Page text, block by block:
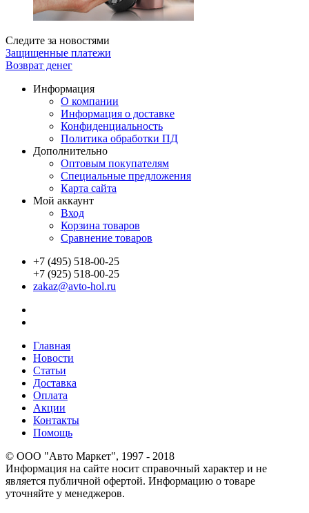
Следите за новостями
Защищенные платежи
Возврат денег
Информация
О компании
Информация о доставке
Конфиденциальность
Политика обработки ПД
Дополнительно
Оптовым покупателям
Специальные предложения
Карта сайта
Мой аккаунт
Вход
Корзина товаров
Сравнение товаров
+7 (495) 518-00-25
+7 (925) 518-00-25
zakaz@avto-hol.ru
Главная
Новости
Статьи
Доставка
Оплата
Акции
Контакты
Помощь
© OOO "Авто Маркет", 1997 - 2018
Информация на сайте носит справочный характер и не
является публичной офертой. Информацию о товаре
уточняйте у менеджеров.